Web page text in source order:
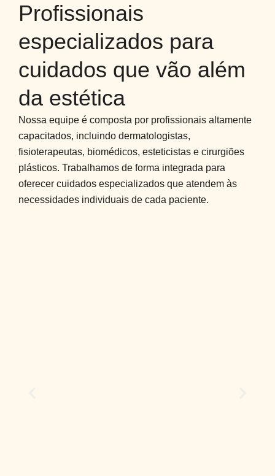
Profissionais
especializados para
cuidados que vão além
da estética
Nossa equipe é composta por profissionais altamente
capacitados, incluindo dermatologistas,
fisioterapeutas, biomédicos, esteticistas e cirurgiões
plásticos. Trabalhamos de forma integrada para
oferecer cuidados especializados que atendem às
necessidades individuais de cada paciente.